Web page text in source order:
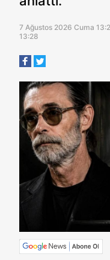
7 Ağustos 2026 Cuma
13:28